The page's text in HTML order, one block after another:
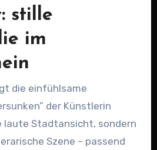
stille
im
die einfühlsame
der Künstlerin
laute Stadtansicht, sondern
Szene – passend